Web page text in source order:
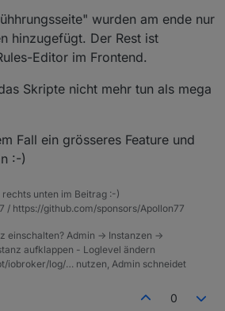
in den Anfangszeiten bestimmt
wenn (voraussichtlich) in anderen
keine Fehler auftreten.
gedacht, da großer versionssprung ?
wurden am ende nur
hinzugefügt. Der Rest ist
Editor im Frontend.
Skripte nicht mehr tun als mega
Fall ein grösseres Feature und
:-)
unten im Beitrag :-)
/ https://github.com/sponsors/Apollon77
einschalten? Admin -> Instanzen ->
aufklappen - Loglevel ändern
iobroker/log/… nutzen, Admin schneidet
0